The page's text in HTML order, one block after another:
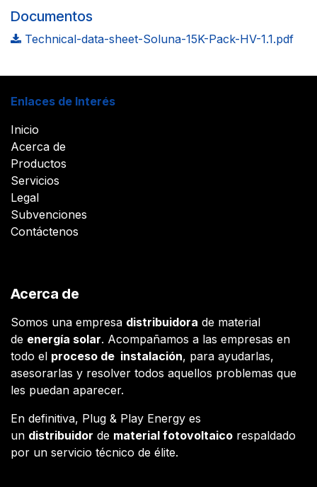
Documentos
Technical-data-sheet-Soluna-15K-Pack-HV-1.1.pdf
Enlaces de Interés
Inicio
Acerca de
Productos
Servicios
Legal
Subvenciones
Contáctenos
Acerca de
Somos una empresa distribuidora de material
de energía solar. Acompañamos a las empresas en
todo el proceso de instalación, para ayudarlas,
asesorarlas y resolver todos aquellos problemas que
les puedan aparecer.
En definitiva, Plug & Play Energy es
un distribuidor de material fotovoltaico respaldado
por un servicio técnico de élite.